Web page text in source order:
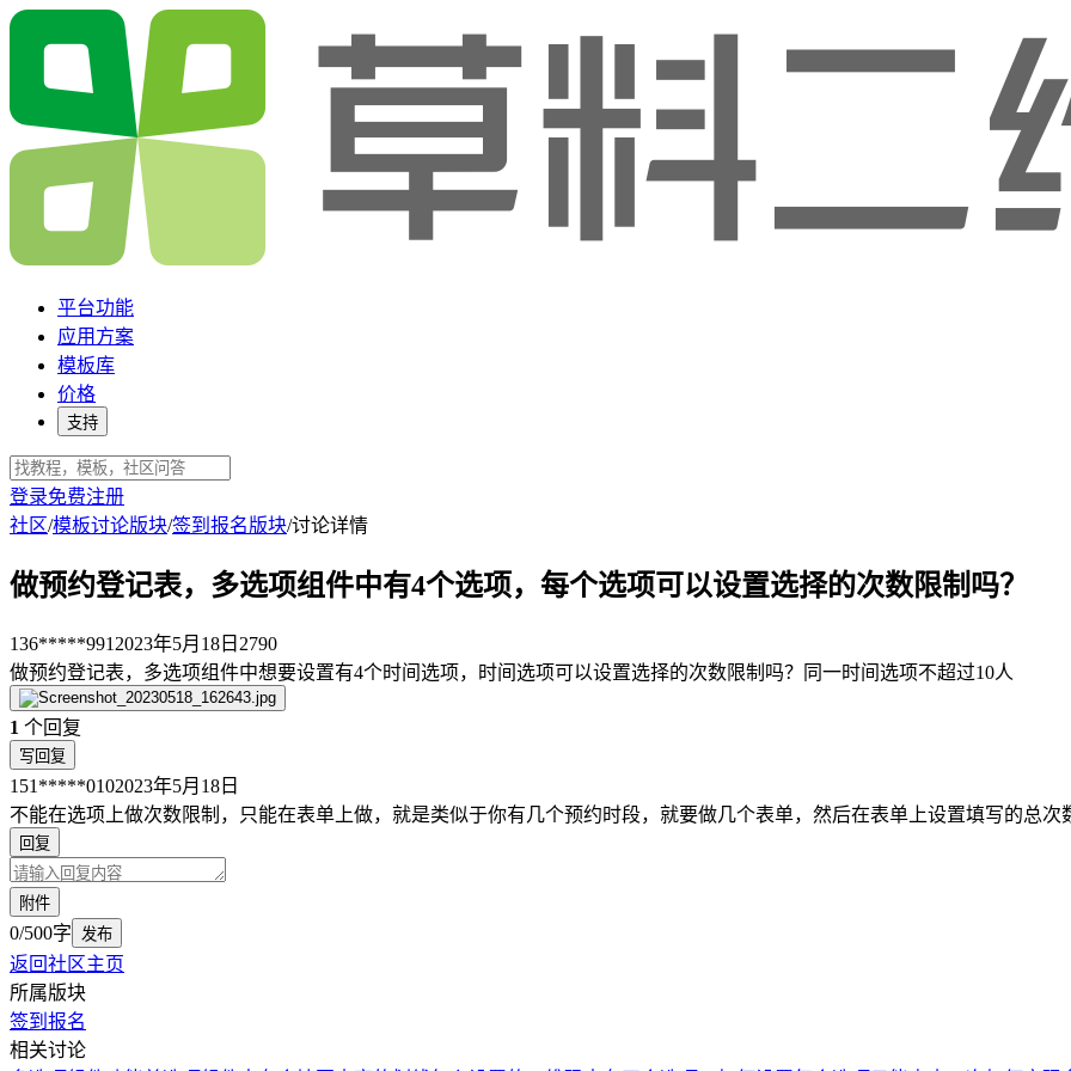
平台功能
应用方案
模板库
价格
支持
登录免费注册
社区/模板讨论版块/签到报名版块/讨论详情
做预约登记表，多选项组件中有4个选项，每个选项可以设置选择的次数限制吗？
136*****991 2023年5月18日 2790
做预约登记表，多选项组件中想要设置有4个时间选项，时间选项可以设置选择的次数限制吗？同一时间选项不超过10人
1 个回复
写回复
151*****0102023年5月18日
不能在选项上做次数限制，只能在表单上做，就是类似于你有几个预约时段，就要做几个表单，然后在表单上设置填写的总次
回复
附件
0/500字 发布
返回社区主页
所属版块
签到报名
相关讨论